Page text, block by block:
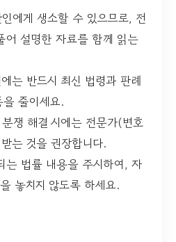
에게 생소할 수 있으므로, 전
어 설명한 자료를 함께 읽는
는 반드시 최신 법령과 판례
줄이세요.
쟁 해결 시에는 전문가(변호
는 것을 권장합니다.
는 법률 내용을 주시하여, 자
놓치지 않도록 하세요.